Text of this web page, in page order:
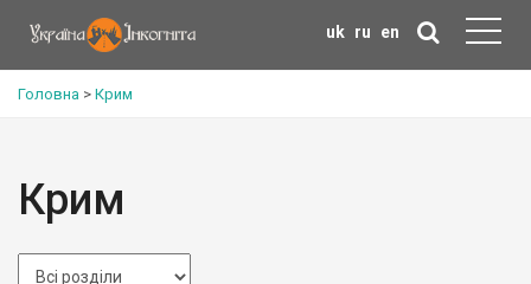
uk ru en
Головна > Крим
Крим